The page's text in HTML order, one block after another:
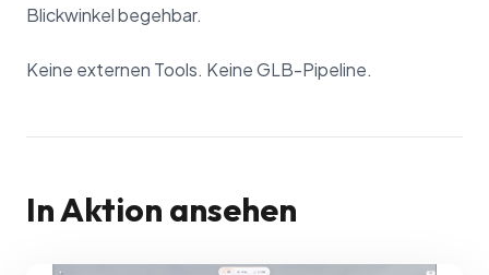
Blickwinkel begehbar.
Keine externen Tools. Keine GLB-Pipeline.
In Aktion ansehen